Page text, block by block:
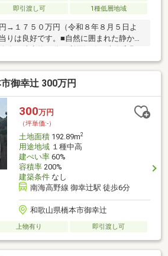
即引渡し可 1種低層地域
→１７５０万円（令和８年８月５日よ
りは良好です。■自然に囲まれた静かな
難波）迄は 乗り換えなしでお出かけ出
まず営業致します！■ご案内希望のお客
願いします。（お問合せは）株式会社
営業部 ０７２-９５２-５１１１ 担
。・株式会社富士エクセルホームと富
は同グループ企業です。
御幸辻 300万円
300万円
（坪単価:-）
土地面積192.89m2
用途地域１種中高
建ぺい率60%
容積率200%
建築条件なし
南海高野線 御幸辻駅 徒歩6分
和歌山県橋本市御幸辻
上物有り 即引渡し可